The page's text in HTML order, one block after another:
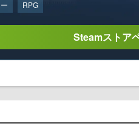
RPG
Steamストア